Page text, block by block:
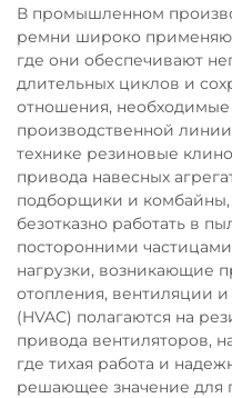
В промышленном
ремни широко
где они обеспечивают
длительных циклов и
отношения,
производственной
технике резиновые
привода навесных
подборщики и
безотказно работать в
посторонними
нагрузки, возникающие
отопления, вентиляции
(HVAC) полагаются на
привода вентиляторов,
где тихая работа и
решающее значение для